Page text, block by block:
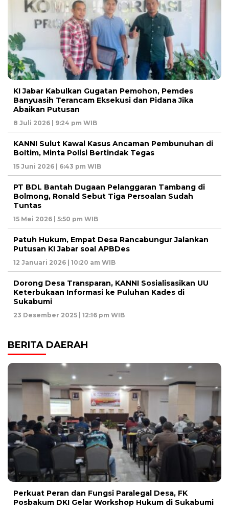
KI Jabar Kabulkan Gugatan Pemohon, Pemdes
Banyuasih Terancam Eksekusi dan Pidana Jika
Abaikan Putusan
8 Juli 2026 | 9:24 pm WIB
KANNI Sulut Kawal Kasus Ancaman Pembunuhan di
Boltim, Minta Polisi Bertindak Tegas
15 Juni 2026 | 6:43 pm WIB
PT BDL Bantah Dugaan Pelanggaran Tambang di
Bolmong, Ronald Sebut Tiga Persoalan Sudah
Tuntas
15 Mei 2026 | 5:50 pm WIB
Patuh Hukum, Empat Desa Rancabungur Jalankan
Putusan KI Jabar soal APBDes
12 Januari 2026 | 10:20 am WIB
Dorong Desa Transparan, KANNI Sosialisasikan UU
Keterbukaan Informasi ke Puluhan Kades di
Sukabumi
23 Desember 2025 | 12:16 pm WIB
BERITA DAERAH
Perkuat Peran dan Fungsi Paralegal Desa, FK
Posbakum DKI Gelar Workshop Hukum di Sukabumi